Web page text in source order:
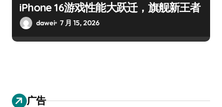
iPhone 16游戏性能大跃迁，旗舰新王者
dawei 7 月 15, 2026
广告